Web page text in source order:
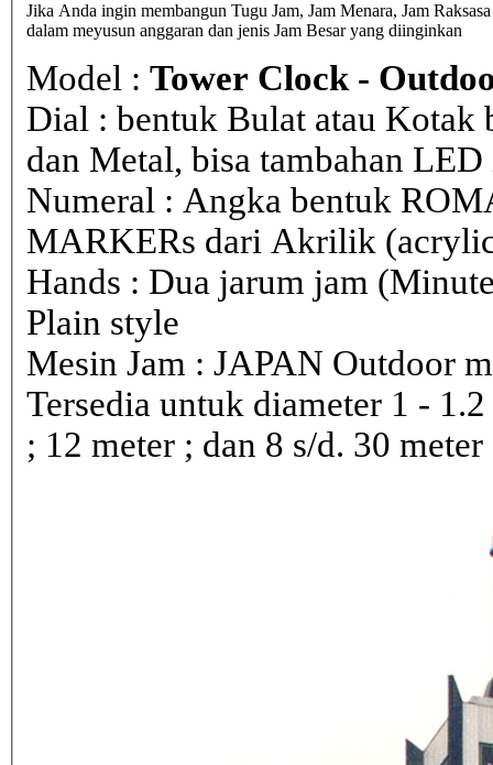
Jika Anda ingin membangun Tugu Jam, Jam Menara, Jam
dalam meyusun anggaran dan jenis Jam Besar yang diinginkan
Model : Tower Clock -
Dial : bentuk Bulat atau
dan Metal, bisa tambahan
Numeral : Angka bentuk
MARKERs dari Akrilik
Hands : Dua jarum jam
Plain style
Mesin Jam : JAPAN Outdoor
Tersedia untuk diameter 1 -
; 12 meter ; dan 8 s/d. 30 meter